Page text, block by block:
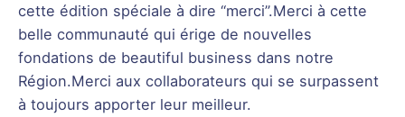
cette édition spéciale à dire “merci”.Merci à cette
belle communauté qui érige de nouvelles
fondations de beautiful business dans notre
Région.Merci aux collaborateurs qui se surpassent
à toujours apporter leur meilleur.